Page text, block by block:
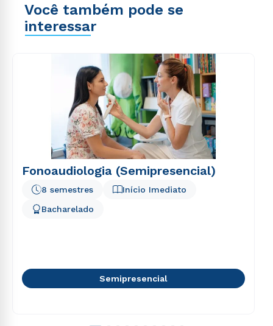
Você também pode se
interessar
Fonoaudiologia (Semipresencial)
Início Imediato
8 semestres
Bacharelado
Semipresencial